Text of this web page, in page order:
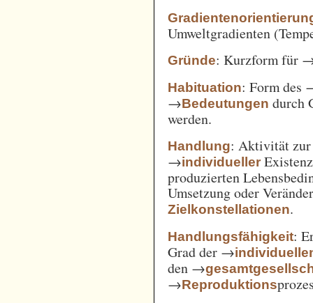
Umweltgradienten
Gründe: Kurzform für
Habituation: Form des
→Bedeutungen durch
werden.
Handlung: Aktivität zur
→individueller
produzierten
Umsetzung oder
Zielkonstellationen.
Handlungsfähigkeit:
Grad der →
den →
→Reproduktions